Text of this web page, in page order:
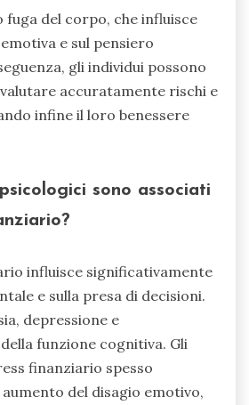
del corpo, che influisce
e sul pensiero
gli individui possono
accuratamente rischi e
infine il loro benessere
sono associati
influisce significativamente
e sulla presa di decisioni.
depressione e
funzione cognitiva. Gli
finanziario spesso
del disagio emotivo,